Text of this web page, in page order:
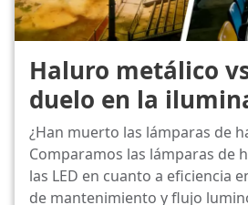
Haluro metálico
duelo en la
¿Han muerto las lámparas de
Comparamos las lámparas de
las LED en cuanto a eficiencia
de mantenimiento y flujo